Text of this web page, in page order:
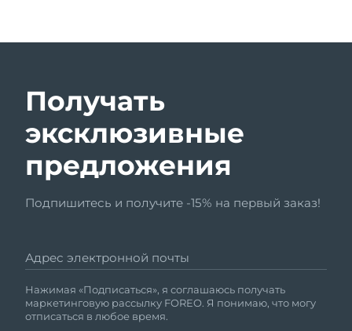
Получать
эксклюзивные
предложения
Подпишитесь и получите -15% на первый заказ!
Адрес электронной почты
Нажимая «Подписаться», я соглашаюсь получать
маркетинговую рассылку FOREO. Я понимаю, что могу
отписаться в любое время.